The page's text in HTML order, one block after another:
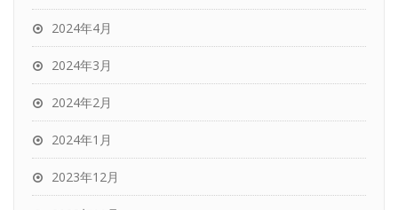
2024年4月
2024年3月
2024年2月
2024年1月
2023年12月